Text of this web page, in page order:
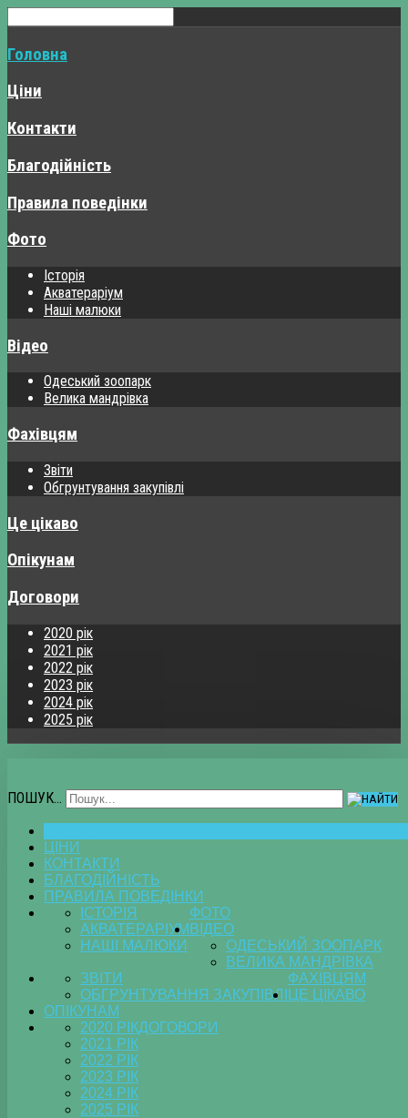
Головна
Ціни
Контакти
Благодійність
Правила поведінки
Фото
Історія
Акватераріум
Наші малюки
Відео
Одеський зоопарк
Велика мандрівка
Фахівцям
Звіти
Обгрунтування закупівлі
Це цікаво
Опікунам
Договори
2020 рік
2021 рік
2022 рік
2023 рік
2024 рік
2025 рік
ПОШУК...
ЦІНИ
КОНТАКТИ
БЛАГОДІЙНІСТЬ
ПРАВИЛА ПОВЕДІНКИ
ФОТО
ІСТОРІЯ
АКВАТЕРАРІУМ
НАШІ МАЛЮКИ
ВІДЕО
ОДЕСЬКИЙ ЗООПАРК
ВЕЛИКА МАНДРІВКА
ФАХІВЦЯМ
ЗВІТИ
ОБГРУНТУВАННЯ ЗАКУПІВЛІ
ЦЕ ЦІКАВО
ОПІКУНАМ
ДОГОВОРИ
2020 РІК
2021 РІК
2022 РІК
2023 РІК
2024 РІК
2025 РІК